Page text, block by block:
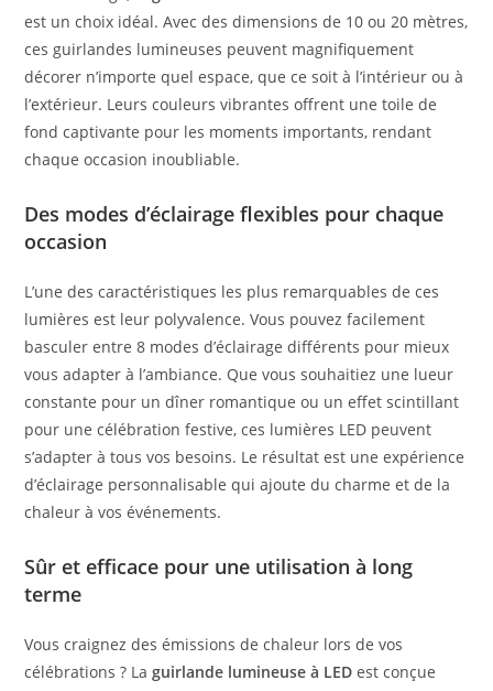
est un choix idéal. Avec des dimensions de 10 ou 20 mètres,
ces guirlandes lumineuses peuvent magnifiquement
décorer n’importe quel espace, que ce soit à l’intérieur ou à
l’extérieur. Leurs couleurs vibrantes offrent une toile de
fond captivante pour les moments importants, rendant
chaque occasion inoubliable.
Des modes d’éclairage flexibles pour chaque
occasion
L’une des caractéristiques les plus remarquables de ces
lumières est leur polyvalence. Vous pouvez facilement
basculer entre 8 modes d’éclairage différents pour mieux
vous adapter à l’ambiance. Que vous souhaitiez une lueur
constante pour un dîner romantique ou un effet scintillant
pour une célébration festive, ces lumières LED peuvent
s’adapter à tous vos besoins. Le résultat est une expérience
d’éclairage personnalisable qui ajoute du charme et de la
chaleur à vos événements.
Sûr et efficace pour une utilisation à long
terme
Vous craignez des émissions de chaleur lors de vos
célébrations ? Laguirlande lumineuse à LED est conçue